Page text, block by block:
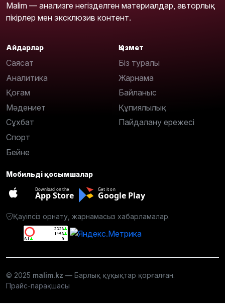
Malim — анализге негізделген материалдар, авторлық
пікірлер мен эксклюзив контент.
Айдарлар
Саясат
Аналитика
Қоғам
Мәдениет
Сұхбат
Спорт
Бейне
Қызмет
Біз туралы
Жарнама
Байланыс
Құпиялылық
Пайдалану ережесі
Мобильді қосымшалар
Download on the
App Store
Get it on
Google Play
Қауіпсіз орнату, жарнамасыз хабарламалар.
© 2025 malim.kz — Барлық құқықтар қорғалған.
Прайс-парақшасы